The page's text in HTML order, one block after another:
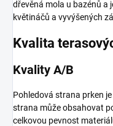
dřevěná mola u bazénů a
květináčů a vyvýšených
Kvalita
Kvality A/B
Pohledová strana prken
strana může obsahovat
celkovou pevnost